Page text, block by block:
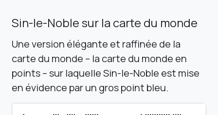
Sin-le-Noble sur la carte du monde
Une version élégante et raffinée de la
carte du monde – la carte du monde en
points – sur laquelle Sin-le-Noble est mise
en évidence par un gros point bleu.